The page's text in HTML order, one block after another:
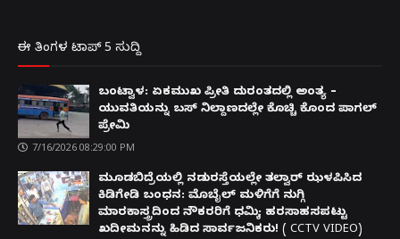
ಈ ತಿಂಗಳ ಟಾಪ್ 5 ಸುದ್ದಿ
ಬಂಟ್ವಾಳ: ಏಕಮುಖ ಪ್ರೀತಿ ದುರಂತದಲ್ಲಿ ಅಂತ್ಯ –
ಯುವತಿಯನ್ನು ಬಸ್ ನಿಲ್ದಾಣದಲ್ಲೇ ಕೊಚ್ಚಿ ಕೊಂದ ಪಾಗಲ್
ಪ್ರೇಮಿ
7/16/2026 08:29:00 PM
ಮೂಡಬಿದ್ರೆಯಲ್ಲಿ ನಡುರಸ್ತೆಯಲ್ಲೇ ತಲ್ವಾರ್ ಝಳಪಿಸಿದ
ಕಿಡಿಗೇಡಿ ಬಂಧನ: ಮೊಬೈಲ್ ಮಳಿಗೆಗೆ ನುಗ್ಗಿ
ಮಾರಕಾಸ್ತ್ರದಿಂದ ನೌಕರರಿಗೆ ಧಮ್ಕಿ; ಹರಸಾಹಸಪಟ್ಟು
ಖದೀಮನನ್ನು ಹಿಡಿದ ಸಾರ್ವಜನಿಕರು! ( CCTV VIDEO)